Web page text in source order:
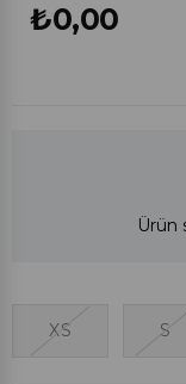
₺0,00
Ürün
XS S